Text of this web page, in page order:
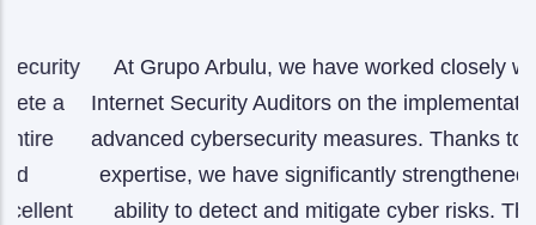
At Grupo Arbulu, we have worked closely with
Internet Security Auditors on the implementation of
advanced cybersecurity measures. Thanks to their
expertise, we have significantly strengthened our
ability to detect and mitigate cyber risks. Their